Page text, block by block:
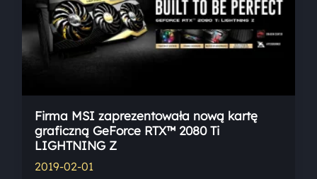
Firma MSI zaprezentowała nową kartę
graficzną GeForce RTX™ 2080 Ti
LIGHTNING Z
2019-02-01